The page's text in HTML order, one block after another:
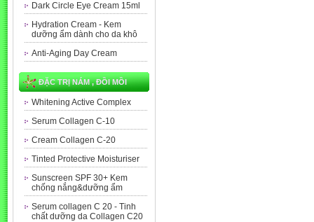
Dark Circle Eye Cream 15ml
Hydration Cream - Kem
dưỡng ẩm dành cho da khô
Anti-Aging Day Cream
ĐẶC TRỊ NÁM , ĐỒI MỒI
Whitening Active Complex
Serum Collagen C-10
Cream Collagen C-20
Tinted Protective Moisturiser
Sunscreen SPF 30+ Kem
chống nắng&dưỡng ẩm
Serum collagen C 20 - Tinh
chất dưỡng da Collagen C20